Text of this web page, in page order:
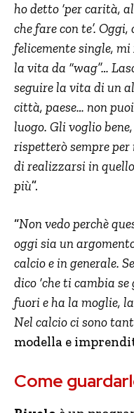
ho detto ‘per carità,
che fare con te’.
felicemente single,
la vita da “wag”…
seguire la vita di un
città, paese… non
luogo. Gli voglio
rispetterò sempre
di realizzarsi in
più”.
“Non vedo perchè
oggi sia un
calcio e in generale.
dico ‘che ti cambia
fuori e ha la moglie,
Nel calcio ci sono
modella e
Come